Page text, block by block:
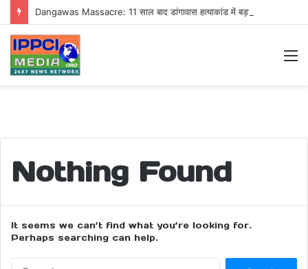
Nothing Found
It seems we can’t find what you’re looking for.
Perhaps searching can help.